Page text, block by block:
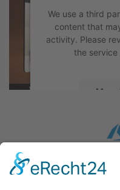
We use a third
content that
activity. Please
the service
More
powered by